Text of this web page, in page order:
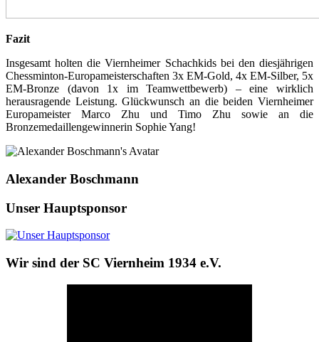
Fazit
Insgesamt holten die Viernheimer Schachkids bei den diesjährigen
Chessminton-Europameisterschaften 3x EM-Gold, 4x EM-Silber, 5x
EM-Bronze (davon 1x im Teamwettbewerb) – eine wirklich
herausragende Leistung. Glückwunsch an die beiden Viernheimer
Europameister Marco Zhu und Timo Zhu sowie an die
Bronzemedaillengewinnerin Sophie Yang!
Alexander Boschmann
Unser Hauptsponsor
Wir sind der SC Viernheim 1934 e.V.